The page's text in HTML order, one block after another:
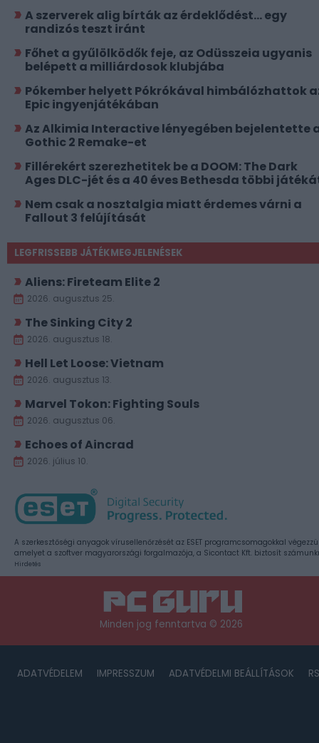
A szerverek alig bírták az érdeklődést... egy
randizós teszt iránt
Főhet a gyűlölködők feje, az Odüsszeia ugyanis
belépett a milliárdosok klubjába
Pókember helyett Pókrókával himbálózhattok
Epic ingyenjátékában
Az Alkimia Interactive lényegében bejelentette
Gothic 2 Remake-et
Fillérekért szerezhetitek be a DOOM: The Dark
Ages DLC-jét és a 40 éves Bethesda többi
Nem csak a nosztalgia miatt érdemes várni a
Fallout 3 felújítását
LEGFRISSEBB JÁTÉKMEGJELENÉSEK
Aliens: Fireteam Elite 2
2026. augusztus 25.
The Sinking City 2
2026. augusztus 18.
Hell Let Loose: Vietnam
2026. augusztus 13.
Marvel Tokon: Fighting Souls
2026. augusztus 06.
Echoes of Aincrad
2026. július 10.
A szerkesztőségi anyagok vírusellenőrzését az ESET programcsomagokkal
amelyet a szoftver magyarországi forgalmazója, a Sicontact Kft. biztosít
Hirdetés
Minden jog fenntartva © 2026
ADATVÉDELEM IMPRESSZUM ADATVÉDELMI BEÁLLÍTÁSOK